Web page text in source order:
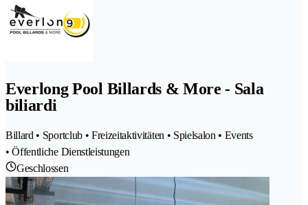
Everlong Pool Billards & More - Sala
biliardi
Billard • Sportclub • Freizeitaktivitäten • Spielsalon • Events
• Öffentliche Dienstleistungen
Geschlossen